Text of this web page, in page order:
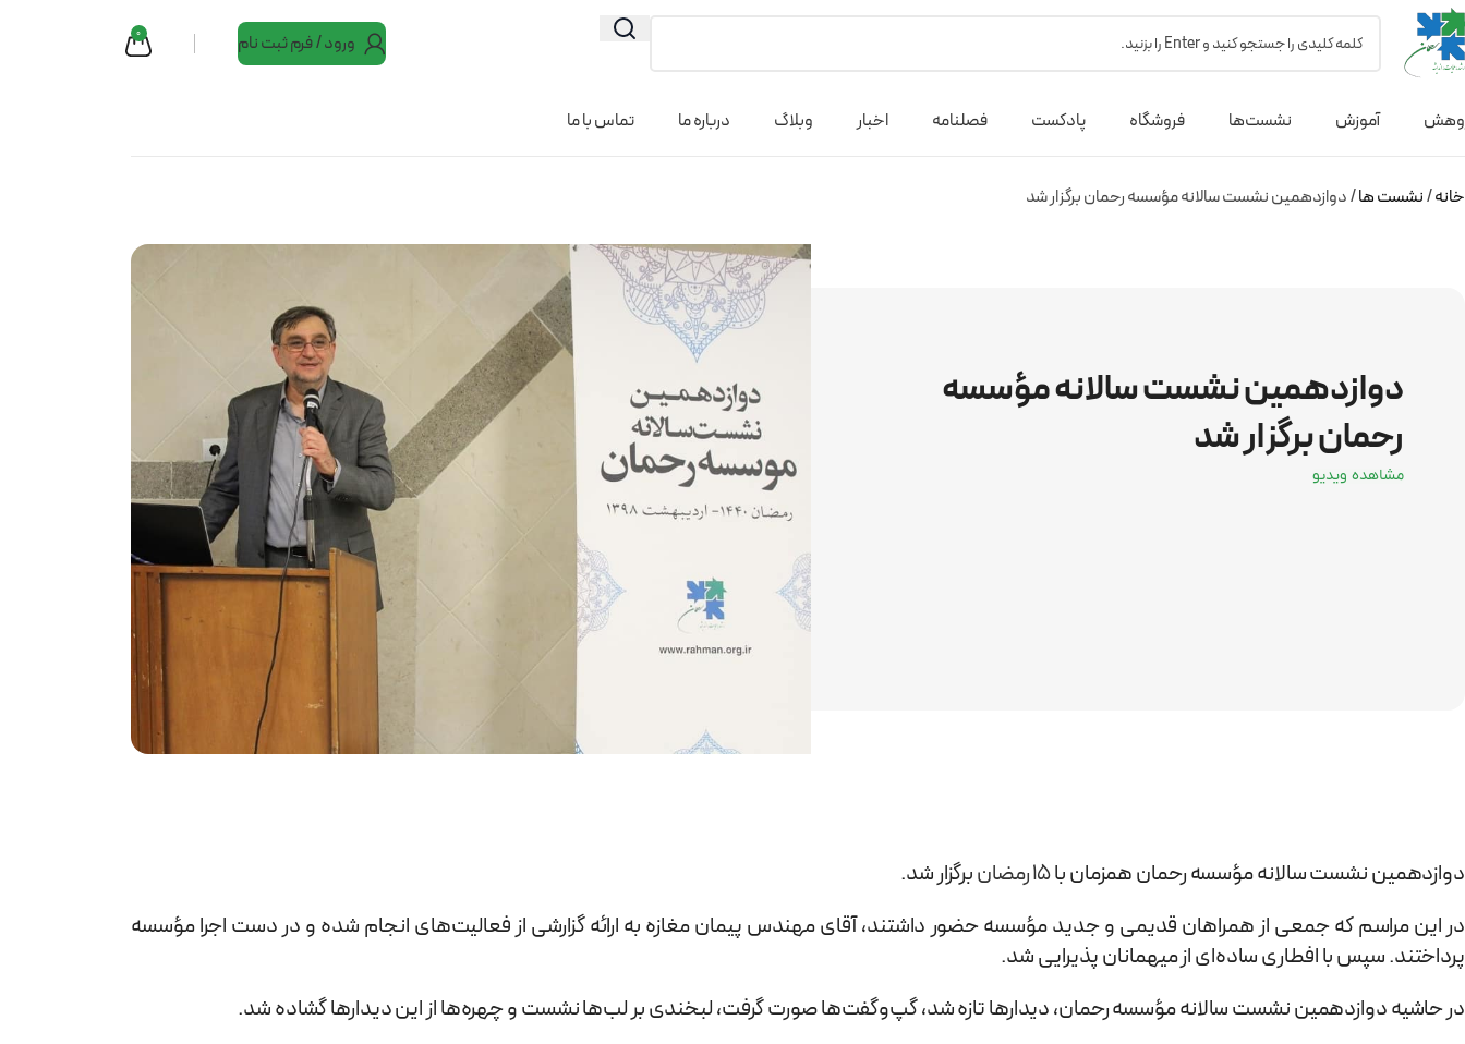
ورود / فرم ثبت نام 0
آموزش نشست‌ها فروشگاه پادکست فصلنامه اخبار وبلاگ درباره ما تماس با ما
خانه نشست ها دوازدهمین نشست سالانه مؤسسه رحمان برگزار شد
دوازدهمین نشست سالانه مؤسسه
رحمان برگزار شد
مشاهده ویدیو
دوازدهمین نشست سالانه مؤسسه رحمان همزمان با15 رمضان
برگزار شد.
در این مراسم که جمعی از همراهان قدیمی و جدید مؤسسه حضور داشتند، آقای مهندس پیمان مغازه به ارائه گزارشی از فعالیت‌های انجام شده و در دست اجرا مؤسسه
پرداختند. سپس با افطاری ساده‌ای از میهمانان پذیرایی شد. ‌
در حاشیه دوازدهمین نشست سالانه مؤسسه رحمان، دیدارها تازه شد، گپ‌و‌گفت‌ها صورت گرفت، لبخندی بر لب‌ها نشست و چهره‌ها از این دیدارها گشاده شد.